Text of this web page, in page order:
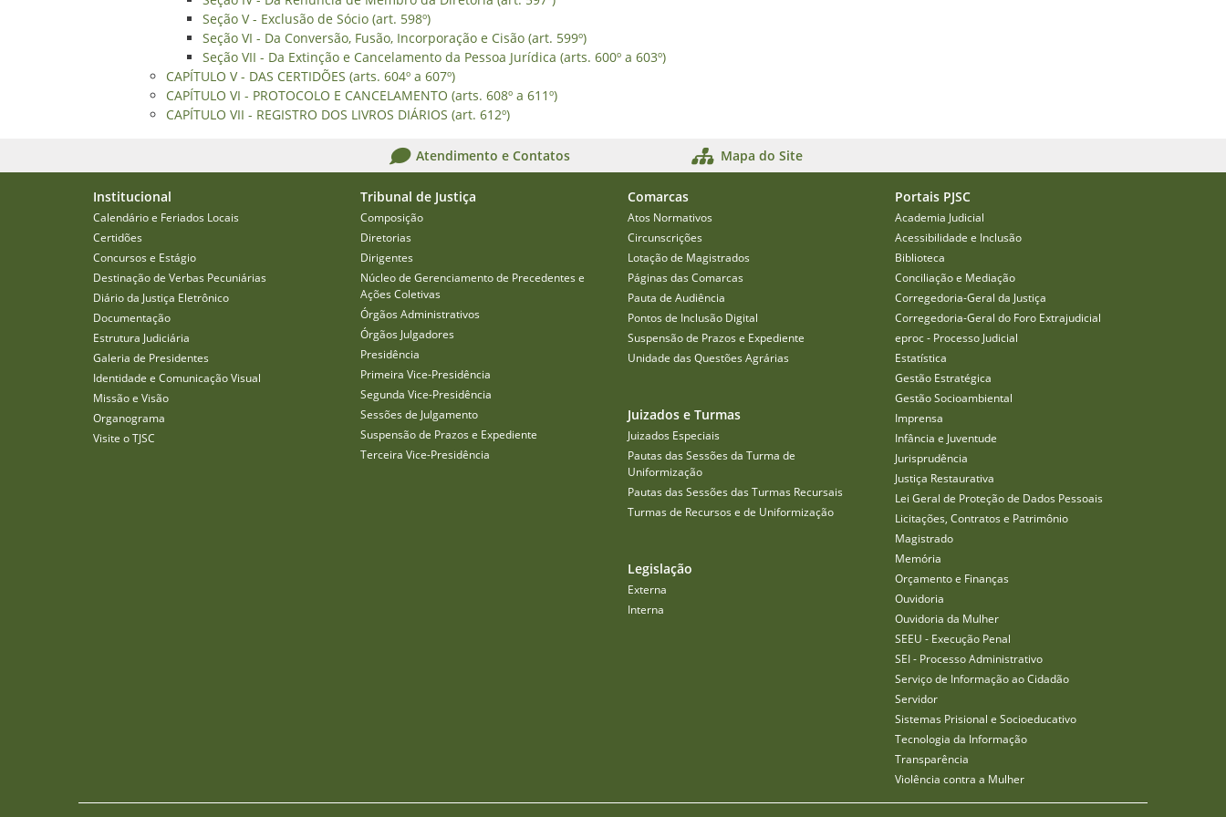
Seção V - Exclusão de Sócio (art. 598º)
Seção VI - Da Conversão, Fusão, Incorporação e Cisão (art. 599º)
Seção VII - Da Extinção e Cancelamento da Pessoa Jurídica (arts. 600º a 603º)
CAPÍTULO V - DAS CERTIDÕES (arts. 604º a 607º)
CAPÍTULO VI - PROTOCOLO E CANCELAMENTO (arts. 608º a 611º)
CAPÍTULO VII - REGISTRO DOS LIVROS DIÁRIOS (art. 612º)
Atendimento e Contatos Mapa do Site
Institucional
Calendário e Feriados Locais
Certidões
Concursos e Estágio
Destinação de Verbas Pecuniárias
Diário da Justiça Eletrônico
Documentação
Estrutura Judiciária
Galeria de Presidentes
Identidade e Comunicação Visual
Missão e Visão
Organograma
Visite o TJSC
Tribunal de Justiça
Composição
Diretorias
Dirigentes
Núcleo de Gerenciamento de Precedentes e
Ações Coletivas
Órgãos Administrativos
Órgãos Julgadores
Presidência
Primeira Vice-Presidência
Segunda Vice-Presidência
Sessões de Julgamento
Suspensão de Prazos e Expediente
Terceira Vice-Presidência
Comarcas
Atos Normativos
Circunscrições
Lotação de Magistrados
Páginas das Comarcas
Pauta de Audiência
Pontos de Inclusão Digital
Suspensão de Prazos e Expediente
Unidade das Questões Agrárias
Juizados e Turmas
Juizados Especiais
Pautas das Sessões da Turma de
Uniformização
Pautas das Sessões das Turmas Recursais
Turmas de Recursos e de Uniformização
Legislação
Externa
Interna
Portais PJSC
Academia Judicial
Acessibilidade e Inclusão
Biblioteca
Conciliação e Mediação
Corregedoria-Geral da Justiça
Corregedoria-Geral do Foro Extrajudicial
eproc - Processo Judicial
Estatística
Gestão Estratégica
Gestão Socioambiental
Imprensa
Infância e Juventude
Jurisprudência
Justiça Restaurativa
Lei Geral de Proteção de Dados Pessoais
Licitações, Contratos e Patrimônio
Magistrado
Memória
Orçamento e Finanças
Ouvidoria
Ouvidoria da Mulher
SEEU - Execução Penal
SEI - Processo Administrativo
Serviço de Informação ao Cidadão
Servidor
Sistemas Prisional e Socioeducativo
Tecnologia da Informação
Transparência
Violência contra a Mulher